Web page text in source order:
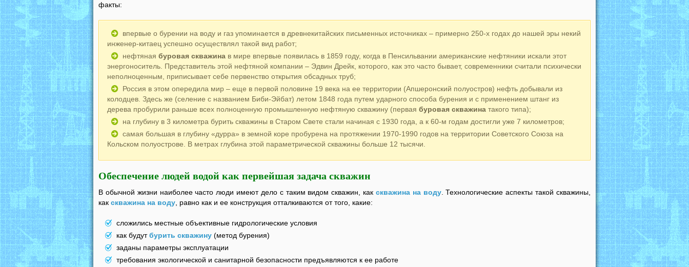
факты:
впервые о бурении на воду и газ упоминается в древнекитайских письменных источниках – примерно 250-х годах до нашей эры некий
инженер-китаец успешно осуществлял такой вид работ;
нефтяная буровая скважина в мире впервые появилась в 1859 году, когда в Пенсильвании американские нефтяники искали этот
энергоноситель. Представитель этой нефтяной компании – Эдвин Дрейк, которого, как это часто бывает, современники считали психически
неполноценным, приписывает себе первенство открытия обсадных труб;
Россия в этом опередила мир – еще в первой половине 19 века на ее территории (Апшеронский полуостров) нефть добывали из
колодцев. Здесь же (селение с названием Биби-Эйбат) летом 1848 года путем ударного способа бурения и с применением штанг из
дерева пробурили раньше всех полноценную промышленную нефтяную скважину (первая буровая скважина такого типа);
на глубину в 3 километра бурить скважины в Старом Свете стали начиная с 1930 года, а к 60-м годам достигли уже 7 километров;
самая большая в глубину «дурра» в земной коре пробурена на протяжении 1970-1990 годов на территории Советского Союза на
Кольском полуострове. В метрах глубина этой параметрической скважины больше 12 тысячи.
Обеспечение людей водой как первейшая задача скважин
В обычной жизни наиболее часто люди имеют дело с таким видом скважин, как скважина на воду. Технологические аспекты такой скважины,
как скважина на воду , равно как и ее конструкция отталкиваются от того, какие:
сложились местные объективные гидрологические условия
как будутбурить скважину (метод бурения)
заданы параметры эксплуатации
требования экологической и санитарной безопасности предъявляются к ее работе